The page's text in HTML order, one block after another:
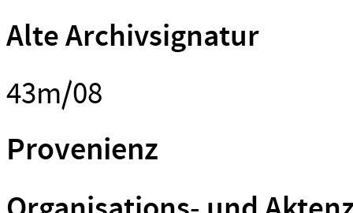
Alte Archivsignatur
43m/08
Provenienz